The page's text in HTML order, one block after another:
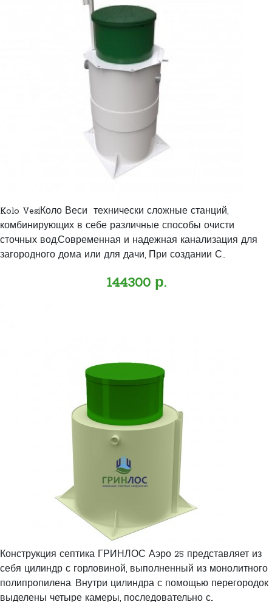
Kolo VesiКоло Веси технически сложные станций,
комбинирующих в себе различные способы очисти
сточных вод.Современная и надежная канализация для
загородного дома или для дачи, При создании С..
144300 р.
Конструкция септика ГРИНЛОС Аэро 25 представляет из
себя цилиндр с горловиной, выполненный из монолитного
полипропилена. Внутри цилиндра с помощью перегородок
выделены четыре камеры, последовательно с..